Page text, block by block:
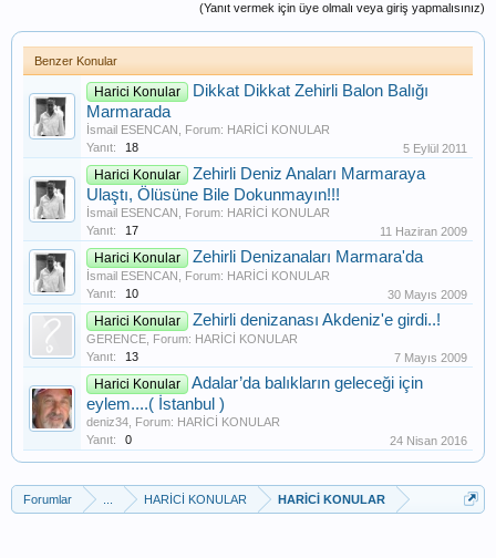
(Yanıt vermek için üye olmalı veya giriş yapmalısınız)
Benzer Konular
Harici Konular
Dikkat Dikkat Zehirli Balon Balığı
Marmarada
İsmail ESENCAN , Forum: HARİCİ KONULAR
Yanıt:
18 5 Eylül 2011
Harici Konular
Zehirli Deniz Anaları Marmaraya
Ulaştı, Ölüsüne Bile Dokunmayın!!!
İsmail ESENCAN , Forum: HARİCİ KONULAR
Yanıt:
17 11 Haziran 2009
Harici Konular Zehirli Denizanaları Marmara'da
İsmail ESENCAN , Forum: HARİCİ KONULAR
Yanıt:
10 30 Mayıs 2009
Harici Konular Zehirli denizanası Akdeniz'e girdi..!
GERENCE , Forum: HARİCİ KONULAR
Yanıt:
13 7 Mayıs 2009
Harici Konular
Adalar’da balıkların geleceği için
eylem....( İstanbul )
deniz34 , Forum: HARİCİ KONULAR
Yanıt:
0 24 Nisan 2016
Forumlar HARİCİ KONULAR HARİCİ KONULAR